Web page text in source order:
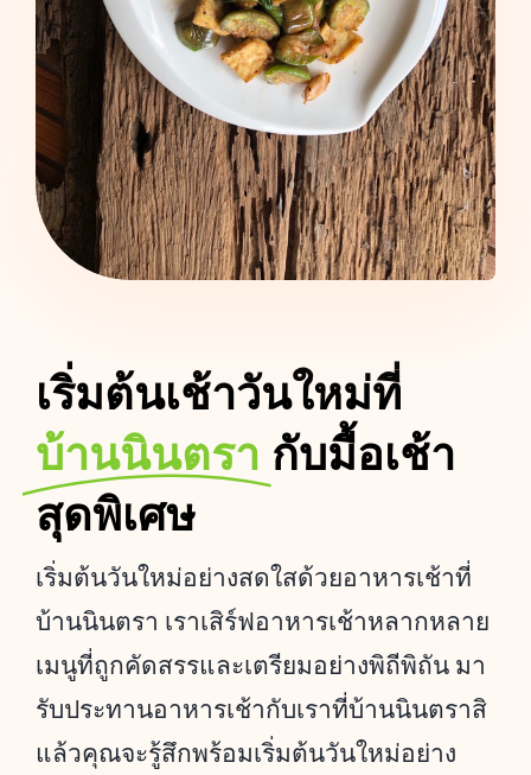
เริ่มต้นเช้าวันใหม่ที่
บ้านนินตรา กับมื้อเช้า
สุดพิเศษ
เริ่มต้นวันใหม่อย่างสดใสด้วยอาหารเช้าที่
บ้านนินตรา เราเสิร์ฟอาหารเช้าหลากหลาย
เมนูที่ถูกคัดสรรและเตรียมอย่างพิถีพิถัน มา
รับประทานอาหารเช้ากับเราที่บ้านนินตราสิ
แล้วคุณจะรู้สึกพร้อมเริ่มต้นวันใหม่อย่าง